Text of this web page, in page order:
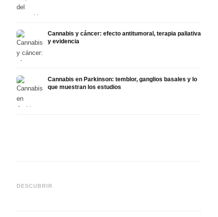
Cannabis y cáncer: efecto antitumoral, terapia paliativa
y evidencia
Cannabis en Parkinson: temblor, ganglios basales y lo
que muestran los estudios
DESCUBRIR
automedición y lo que